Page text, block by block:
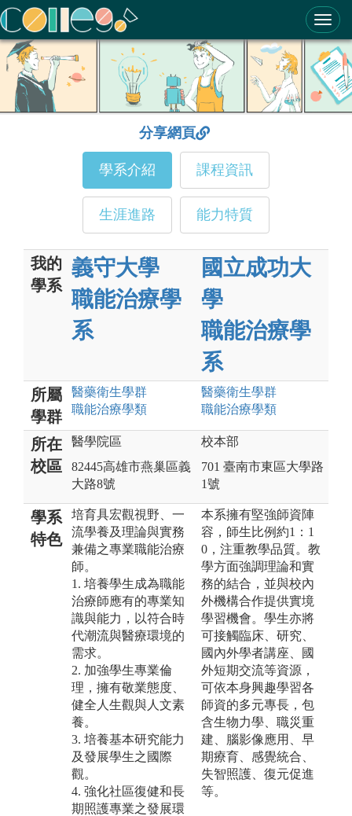
ColleGo! 大學選才與高中育才輔助系統
分享網頁
學系介紹 課程資訊
生涯進路 能力特質
我的
學系
義守大學
職能治療學
系
國立成功大
學
職能治療學
系
所屬
學群
醫藥衛生學群
職能治療學類
醫藥衛生學群
職能治療學類
所在
校區
醫學院區
82445高雄市燕巢區義
大路8號
校本部
701 臺南市東區大學路
1號
學系
特色
培育具宏觀視野、一
流學養及理論與實務
兼備之專業職能治療
師。
1. 培養學生成為職能
治療師應有的專業知
識與能力，以符合時
代潮流與醫療環境的
需求。
2. 加強學生專業倫
理，擁有敬業態度、
健全人生觀與人文素
養。
3. 培養基本研究能力
及發展學生之國際
觀。
4. 強化社區復健和長
期照護專業之發展環
本系擁有堅強師資陣
容，師生比例約1：1
0，注重教學品質。教
學方面強調理論和實
務的結合，並與校內
外機構合作提供實境
學習機會。學生亦將
可接觸臨床、研究、
國內外學者講座、國
外短期交流等資源，
可依本身興趣學習各
師資的多元專長，包
含生物力學、職災重
建、腦影像應用、早
期療育、感覺統合、
失智照護、復元促進
等。